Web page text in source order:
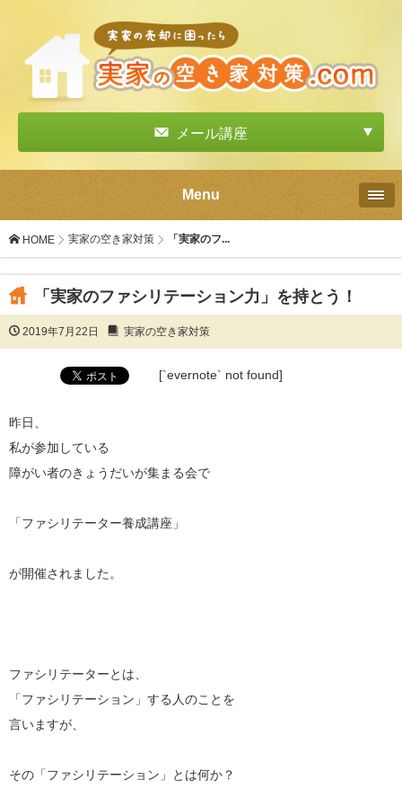
メール講座
Menu
HOME 実家の空き家対策 「実家のフ...
「実家のファシリテーション力」を持とう！
2019年7月22日 実家の空き家対策
[`evernote` not found]
昨日、
私が参加している
障がい者のきょうだいが集まる会で
「ファシリテーター養成講座」
が開催されました。
ファシリテーターとは、
「ファシリテーション」する人のことを
言いますが、
その「ファシリテーション」とは何か？